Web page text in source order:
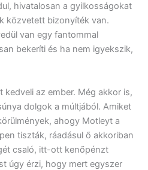
hivatalosan a gyilkosságokat
közvetett bizonyíték van.
van egy fantommal
bekeríti és ha nem igyekszik,
kedveli az ember. Még akkor is,
dolgok a múltjából. Amiket
ahogy Motleyt a
tiszták, ráadásul ő akkoriban
csaló, itt-ott kenőpénzt
úgy érzi, hogy mert egyszer